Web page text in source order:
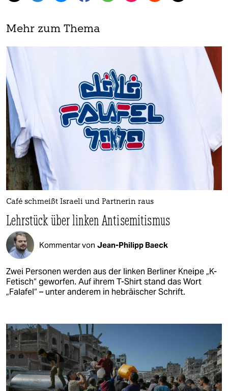
Mehr zum Thema
Café schmeißt Israeli und Partnerin raus
Lehrstück über linken Antisemitismus
Kommentar von Jean-Philipp Baeck
Zwei Personen werden aus der linken Berliner Kneipe „K-
Fetisch“ geworfen. Auf ihrem T-Shirt stand das Wort
„Falafel“ – unter anderem in hebräischer Schrift.